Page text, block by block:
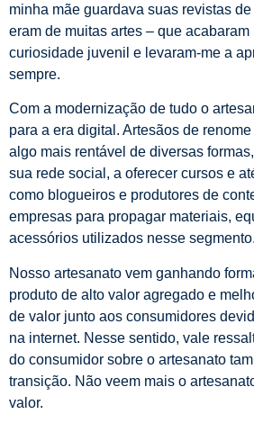
minha mãe guardava suas revistas de
eram de muitas artes – que
curiosidade juvenil e levaram-me a
sempre.
Com a modernização de tudo o
para a era digital. Artesãos de
algo mais rentável de diversas
sua rede social, a oferecer cursos e
como blogueiros e produtores de
empresas para propagar materiais,
acessórios utilizados nesse segmento.
Nosso artesanato vem ganhando
produto de alto valor agregado e
de valor junto aos consumidores
na internet. Nesse sentido, vale
do consumidor sobre o artesanato
transição. Não veem mais o
valor.